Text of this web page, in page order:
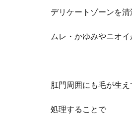
デリケートゾーンを清
ムレ・かゆみやニオイ
肛門周囲にも毛が生
処理することで